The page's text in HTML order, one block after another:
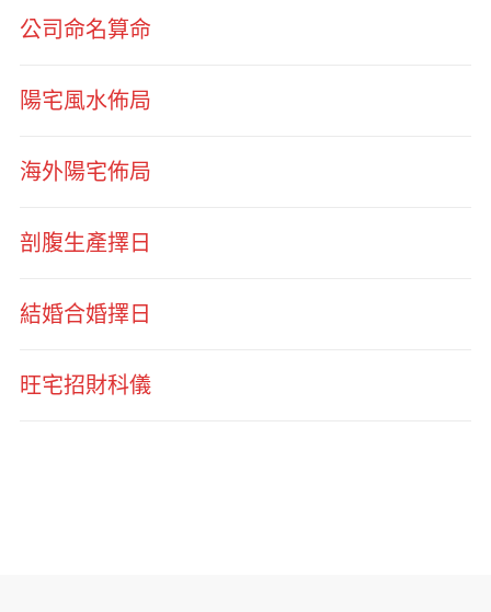
公司命名算命
陽宅風水佈局
海外陽宅佈局
剖腹生產擇日
結婚合婚擇日
旺宅招財科儀